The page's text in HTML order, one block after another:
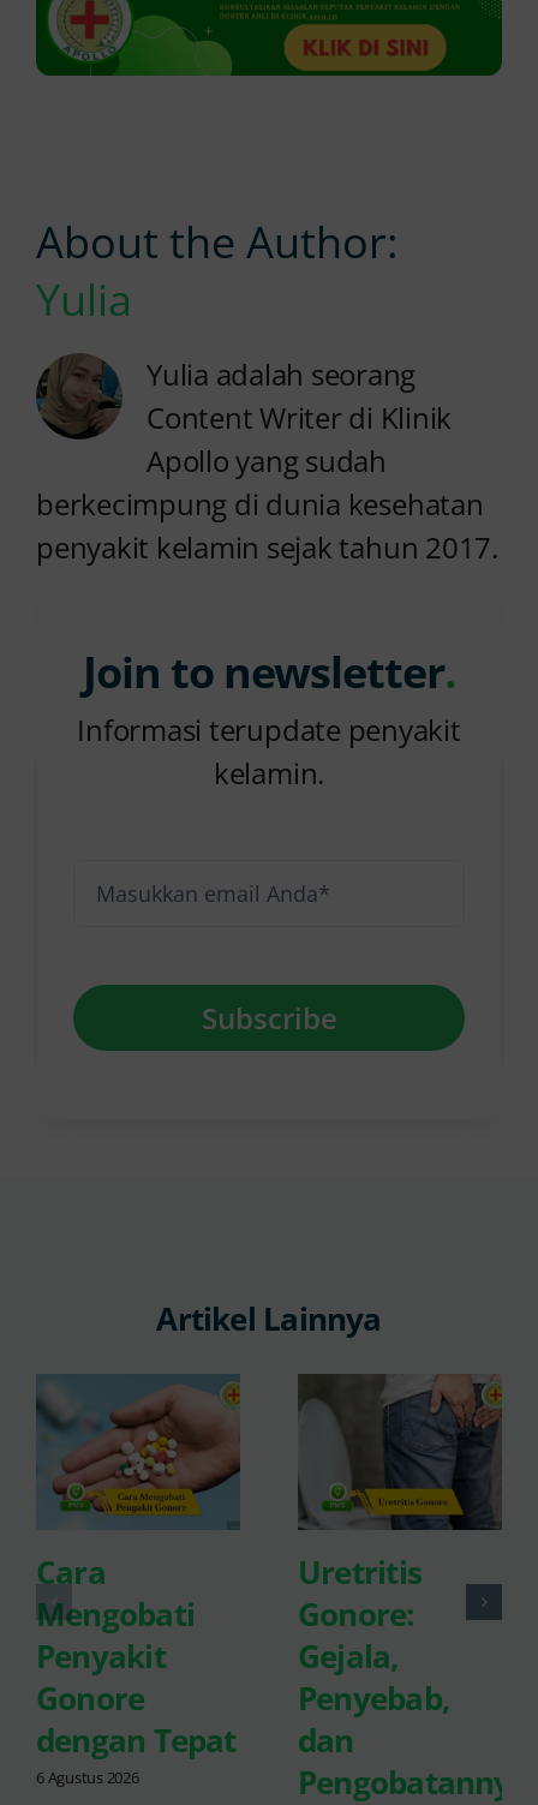
Join to newsletter.
Informasi terupdate penyakit
kelamin.
Subscribe
About the Author:
Yulia
Yulia adalah seorang
Content Writer di Klinik
Apollo yang sudah
berkecimpung di dunia kesehatan
penyakit kelamin sejak tahun 2017.
Artikel Lainnya
Cara
Mengobati
Penyakit
Gonore
dengan Tepat
6 Agustus 2026
Uretritis
Gonore:
Gejala,
Penyebab,
dan
Pengobatannya